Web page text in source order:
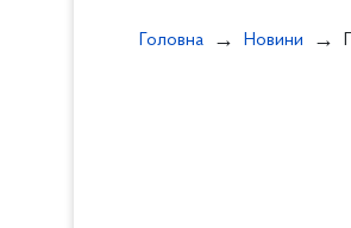
Головна Новини